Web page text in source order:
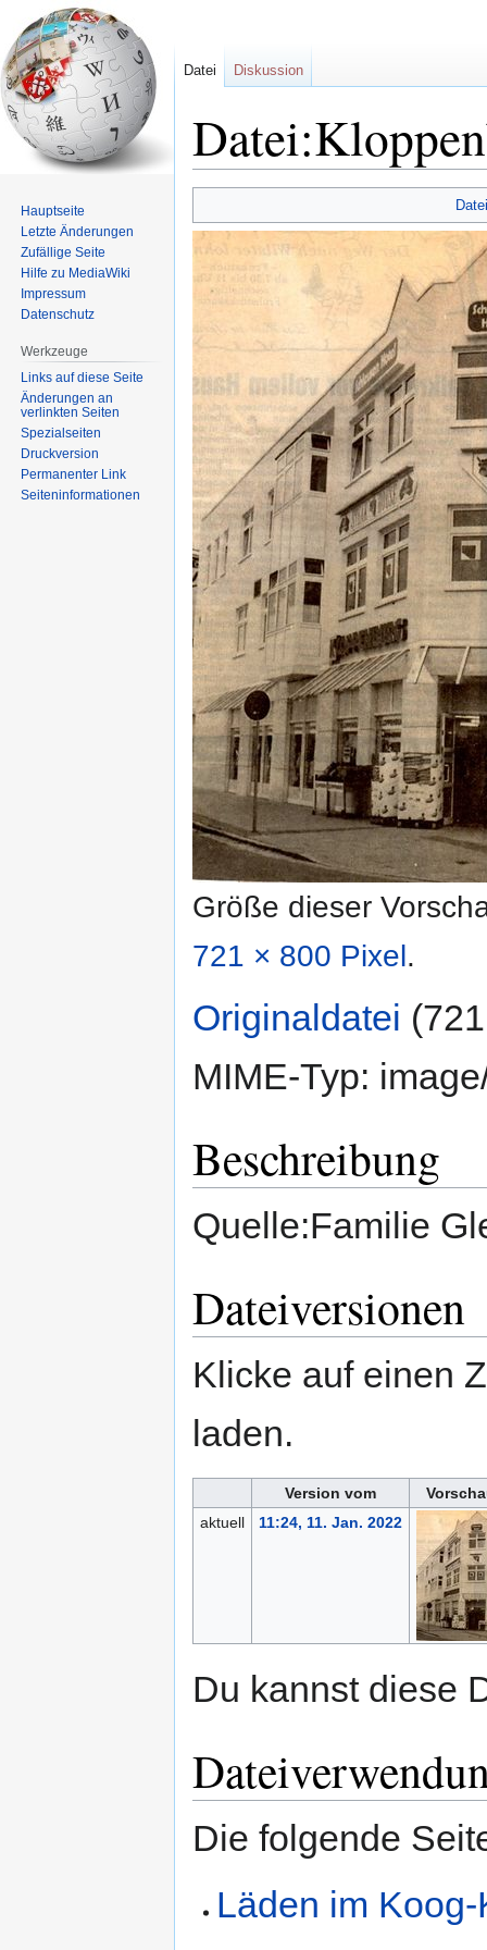
Navigation
springen
Suche
springen
Größe dieser
721 × 800 Pixel.
Originaldatei
MIME-Typ:
Beschreibung
Quelle:Familie
Dateiversionen
Klicke auf einen
laden.
Version vom
aktuell
11:24, 11. Jan. 2022
Du kannst diese
Die folgende
Läden im
Datei Diskussion
Hauptseite
Letzte Änderungen
Zufällige Seite
Hilfe zu MediaWiki
Impressum
Datenschutz
Werkzeuge
Links auf diese Seite
Änderungen an
verlinkten Seiten
Spezialseiten
Druckversion
Permanenter Link
Seiten­informationen